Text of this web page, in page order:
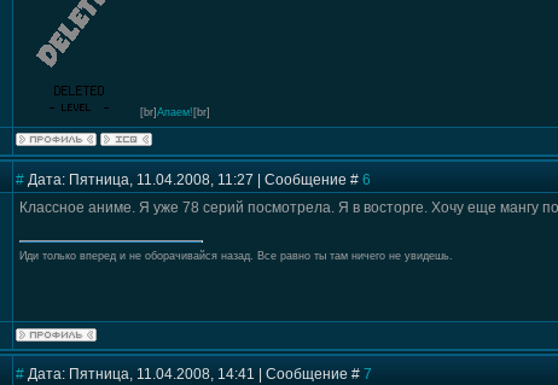
[br] Апаем! [br]
# Дата: Пятница, 11.04.2008, 11:27 | Сообщение # 6
Классное аниме. Я уже 78 серий посмотрела. Я в восторге. Хочу еще мангу
Иди только вперед и не оборачивайся назад. Все равно ты там ничего не увидешь.
# Дата: Пятница, 11.04.2008, 14:41 | Сообщение # 7